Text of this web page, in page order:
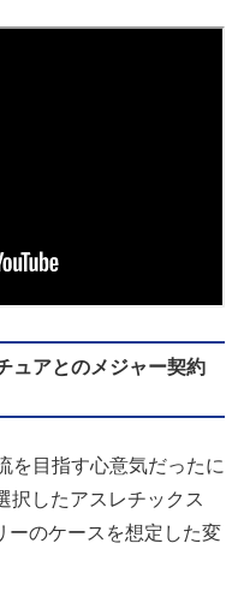
アとのメジャー契約
を目指す心意気だったに
択したアスレチックス
ーのケースを想定した変